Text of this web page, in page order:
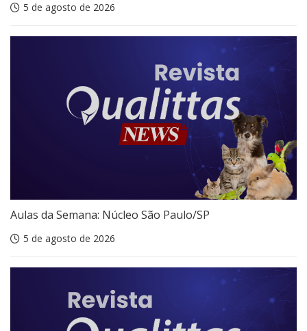
5 de agosto de 2026
Aulas da Semana: Núcleo São Paulo/SP
5 de agosto de 2026